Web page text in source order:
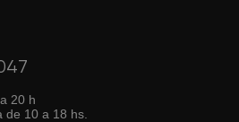
20 h
de 10 a 18 hs.